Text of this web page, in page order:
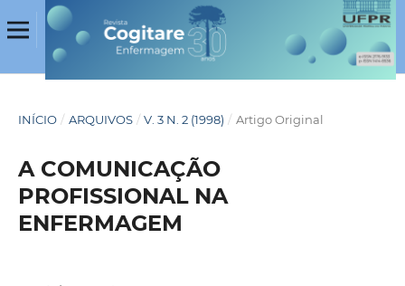
INÍCIO / ARQUIVOS / V. 3 N. 2 (1998) / Artigo Original
A COMUNICAÇÃO
PROFISSIONAL NA
ENFERMAGEM